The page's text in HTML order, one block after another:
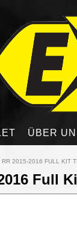
ÜBER
2015-2016 FULL KIT
Full